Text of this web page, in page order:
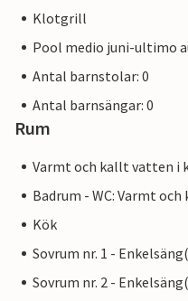
Klotgrill
Pool medio juni-ultimo
Antal barnstolar: 0
Antal barnsängar: 0
Rum
Varmt och kallt vatten i
Badrum - WC: Varmt
Kök
Sovrum nr. 1 -
Sovrum nr. 2 -